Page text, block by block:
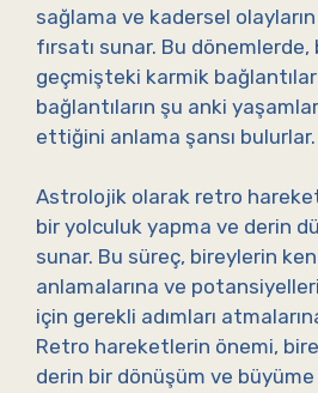
sağlama ve kadersel olayların
fırsatı sunar. Bu
geçmişteki karmik
bağlantıların şu anki
ettiğini anlama şansı bulurlar.
Astrolojik olarak retro
bir yolculuk yapma ve derin
sunar. Bu süreç, bireylerin
anlamalarına ve
için gerekli adımları
Retro hareketlerin önemi,
derin bir dönüşüm ve